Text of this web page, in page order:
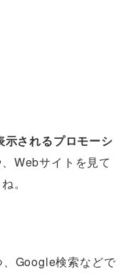
されるプロモーシ
Webサイトを見て
。
Google検索などで